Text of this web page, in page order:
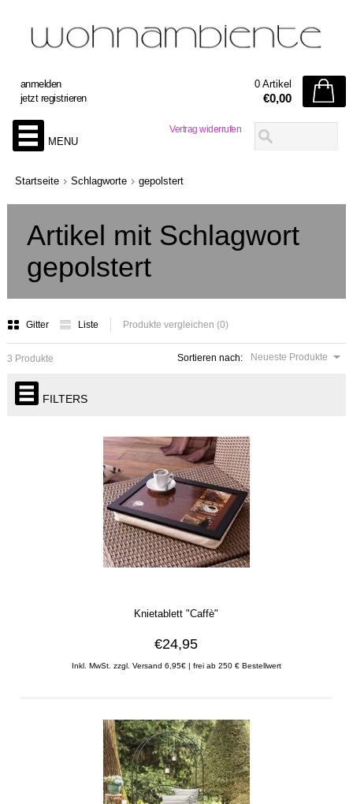
Vertrag widerrufen
anmelden
jetzt registrieren
0 Artikel
€0,00
MENU
Startseite Schlagworte gepolstert
Artikel mit Schlagwort
gepolstert
Gitter Liste Produkte vergleichen (0)
Sortieren nach: Neueste Produkte
3 Produkte
FILTERS
Knietablett "Caffè"
€24,95
Inkl. MwSt. zzgl. Versand 6,95€ | frei ab 250 € Bestellwert